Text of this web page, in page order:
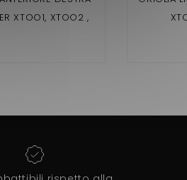
XTOO1, XTOO2 ,